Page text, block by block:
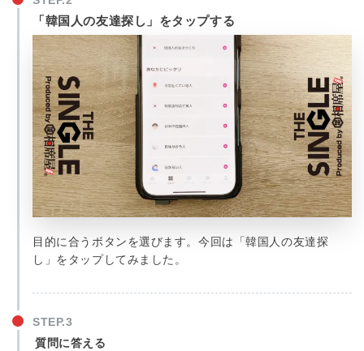
「韓国人の友達探し」をタップする
目的に合うボタンを選びます。今回は「韓国人の友達探
し」をタップしてみました。
質問に答える